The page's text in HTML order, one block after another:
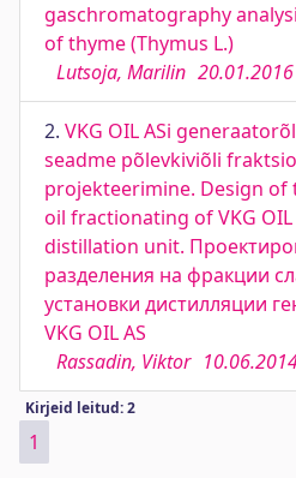
gaschromatography
of thyme (Thymus L.)
Lutsoja, Marilin 20.01.2016
2. VKG OIL ASi
seadme põlevkiviõli
projekteerimine. Design
oil fractionating of VKG
distillation unit.
разделения на фракции
установки дистилляции
VKG OIL AS
Rassadin, Viktor
Kirjeid leitud: 2
1